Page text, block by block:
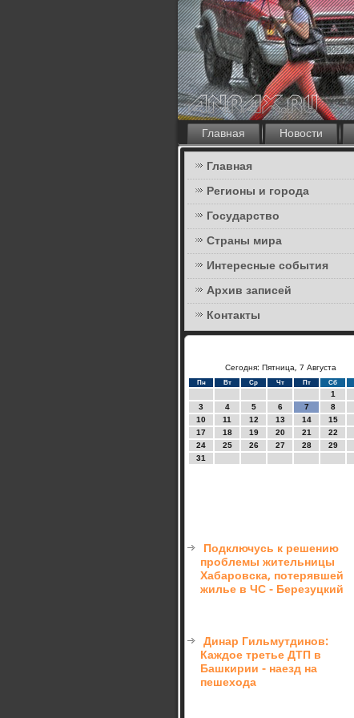
Главная Новости
Главная
Регионы и города
Государство
Страны мира
Интересные события
Архив записей
Контакты
Сегодня: Пятница, 7 Августа
Пн Вт Ср Чт Пт Сб
1
3
4 5 6 7 8
10
11 12 13 14 15
17
18 19 20 21 22
24
25 26 27 28 29
31
Подключусь к решению
проблемы жительницы
Хабаровска, потерявшей
жилье в ЧС - Березуцкий
Динар Гильмутдинов:
Каждое третье ДТП в
Башкирии - наезд на
пешехода